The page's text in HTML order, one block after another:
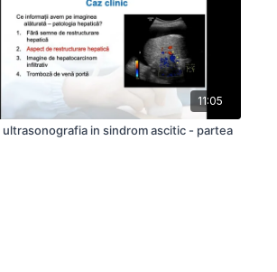
11:05
ultrasonografia in sindrom ascitic - partea